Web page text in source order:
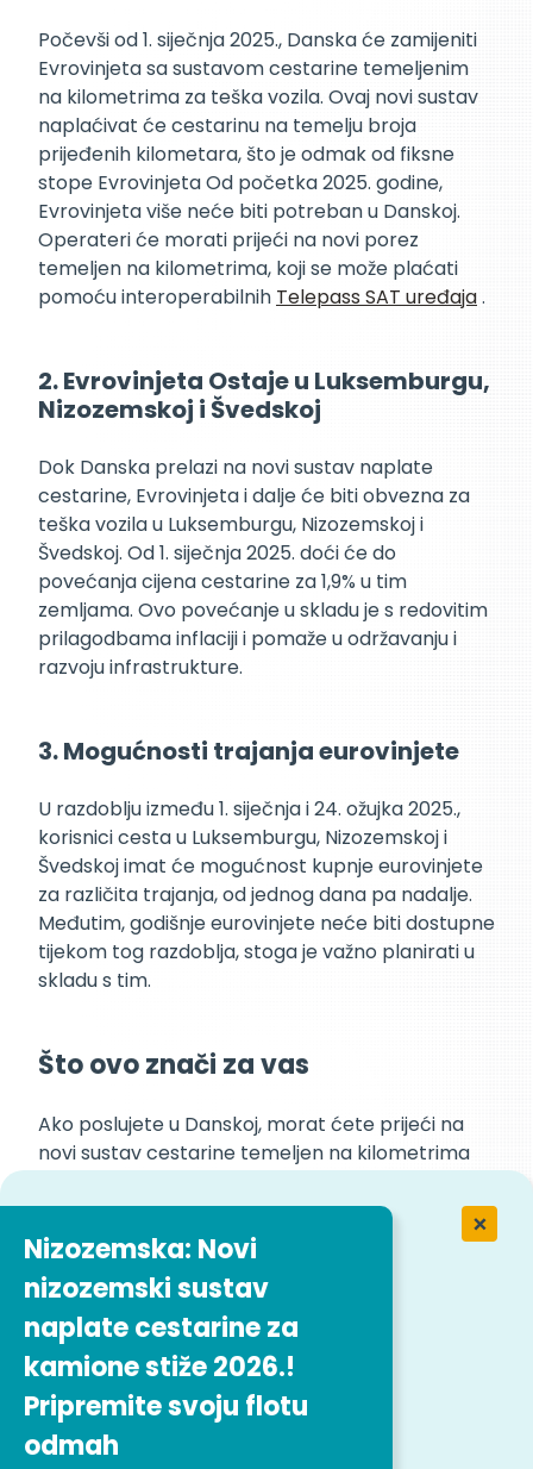
Nizozemska: Novi
nizozemski sustav
naplate cestarine za
kamione stiže 2026.!
Pripremite svoju flotu
odmah
Počevši od 1. siječnja 2025., Danska će zamijeniti
Evrovinjeta sa sustavom cestarine temeljenim
na kilometrima za teška vozila. Ovaj novi sustav
naplaćivat će cestarinu na temelju broja
prijeđenih kilometara, što je odmak od fiksne
stope Evrovinjeta Od početka 2025. godine,
Evrovinjeta više neće biti potreban u Danskoj.
Operateri će morati prijeći na novi porez
temeljen na kilometrima, koji se može plaćati
pomoću interoperabilnih Telepass SAT uređaja.
2. Evrovinjeta Ostaje u Luksemburgu,
Nizozemskoj i Švedskoj
Dok Danska prelazi na novi sustav naplate
cestarine, Evrovinjeta i dalje će biti obvezna za
teška vozila u Luksemburgu, Nizozemskoj i
Švedskoj. Od 1. siječnja 2025. doći će do
povećanja cijena cestarine za 1,9% u tim
zemljama. Ovo povećanje u skladu je s redovitim
prilagodbama inflaciji i pomaže u održavanju i
razvoju infrastrukture.
3. Mogućnosti trajanja eurovinjete
U razdoblju između 1. siječnja i 24. ožujka 2025.,
korisnici cesta u Luksemburgu, Nizozemskoj i
Švedskoj imat će mogućnost kupnje eurovinjete
za različita trajanja, od jednog dana pa nadalje.
Međutim, godišnje eurovinjete neće biti dostupne
tijekom tog razdoblja, stoga je važno planirati u
skladu s tim.
Što ovo znači za vas
Ako poslujete u Danskoj, morat ćete prijeći na
novi sustav cestarine temeljen na kilometrima
uređaji kompatibilni s ovim novim sustavom. U
Luksemburgu, Nizozemskoj i Švedskoj tvrtke bi
trebale prilagoditi svoje sustave kako bi
odražavale nadolazeće povećanje tarifa i
promjenu u Evrovinjeta trajanja.
Ostanite informirani